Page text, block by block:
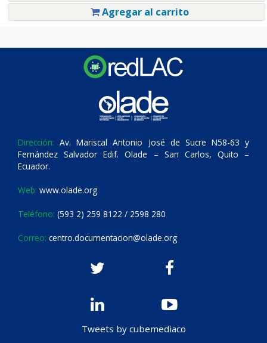
Agregar al carrito
Dirección: Av. Mariscal Antonio José de Sucre N58-63 y
Fernández Salvador Edif. Olade – San Carlos, Quito –
Ecuador.
Web: www.olade.org
Teléfono: (593 2) 259 8122 / 2598 280
Correo: centro.documentacion@olade.org
Tweets by cubemediaco